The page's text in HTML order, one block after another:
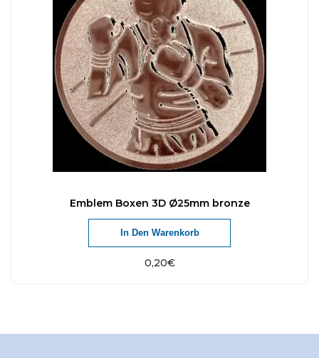
Emblem Boxen 3D Ø25mm bronze
0,20€
In Den Warenkorb